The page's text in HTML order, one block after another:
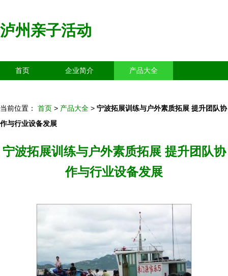
泸州亲子活动
首页 企业简介 产品大全
当前位置： 首页 > 产品大全 > 宁波拓展训练与户外素质拓展 提升团队协
作与行业设备发展
宁波拓展训练与户外素质拓展 提升团队协
作与行业设备发展